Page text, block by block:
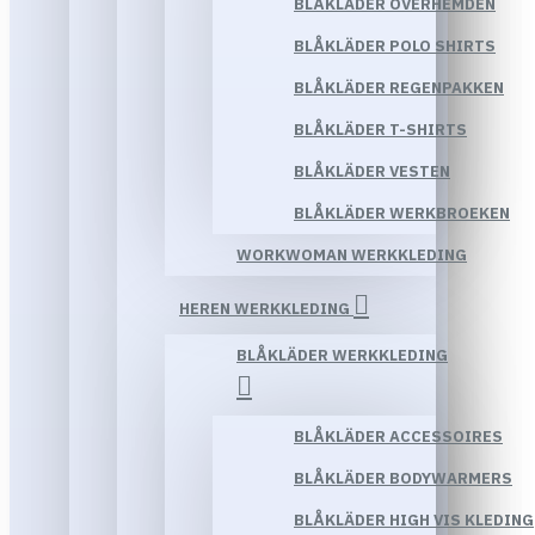
BLÅKLÄDER OVERHEMDEN
BLÅKLÄDER POLO SHIRTS
BLÅKLÄDER REGENPAKKEN
BLÅKLÄDER T-SHIRTS
BLÅKLÄDER VESTEN
BLÅKLÄDER WERKBROEKEN
WORKWOMAN WERKKLEDING
HEREN WERKKLEDING
BLÅKLÄDER WERKKLEDING
BLÅKLÄDER ACCESSOIRES
BLÅKLÄDER BODYWARMERS
BLÅKLÄDER HIGH VIS KLEDING